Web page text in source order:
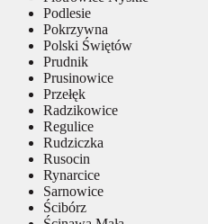
Podlesie
Pokrzywna
Polski Świętów
Prudnik
Prusinowice
Przełęk
Radzikowice
Regulice
Rudziczka
Rusocin
Rynarcice
Sarnowice
Ścibórz